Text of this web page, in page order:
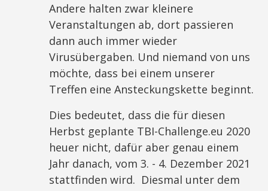
Andere halten zwar kleinere
Veranstaltungen ab, dort passieren
dann auch immer wieder
Virusübergaben. Und niemand von uns
möchte, dass bei einem unserer
Treffen eine Ansteckungskette beginnt.
Dies bedeutet, dass die für diesen
Herbst geplante TBI-Challenge.eu 2020
heuer nicht, dafür aber genau einem
Jahr danach, vom 3. - 4. Dezember 2021
stattfinden wird. Diesmal unter dem